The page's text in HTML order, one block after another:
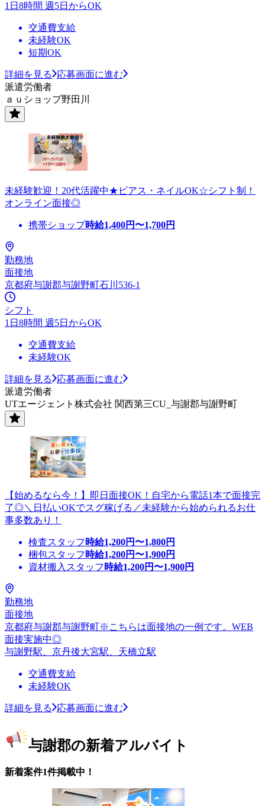
1日8時間 週5日からOK
交通費支給
未経験OK
短期OK
詳細を見る
応募画面に進む
派遣労働者
ａｕショップ野田川
未経験歓迎！20代活躍中★ピアス・ネイルOK☆シフト制！
オンライン面接◎
携帯ショップ時給1,400円〜1,700円
勤務地
面接地
京都府与謝郡与謝野町石川536-1
シフト
1日8時間 週5日からOK
交通費支給
未経験OK
詳細を見る
応募画面に進む
派遣労働者
UTエージェント株式会社 関西第三CU_与謝郡与謝野町
【始めるなら今！】即日面接OK！自宅から電話1本で面接完
了◎＼日払いOKでスグ稼げる／未経験から始められるお仕
事多数あり！
検査スタッフ 時給1,200円〜1,800円
梱包スタッフ 時給1,200円〜1,900円
資材搬入スタッフ 時給1,200円〜1,900円
勤務地
面接地
京都府与謝郡与謝野町※こちらは面接地の一例です。WEB
面接実施中◎
与謝野駅、京丹後大宮駅、天橋立駅
交通費支給
未経験OK
詳細を見る 応募画面に進む
与謝郡の新着アルバイト
新着案件1件掲載中！